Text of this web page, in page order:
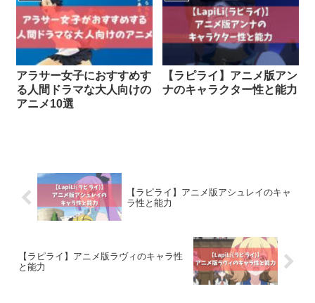
アラサー女子におすすめす
る人間ドラマな大人向けの
アニメ10選
【ラピライ】アニメ版アン
ナのキャラクター性と能力
【ラピライ】アニメ版アシュレイのキャ
ラ性と能力
【ラピライ】アニメ版ラヴィのキャラ性
と能力